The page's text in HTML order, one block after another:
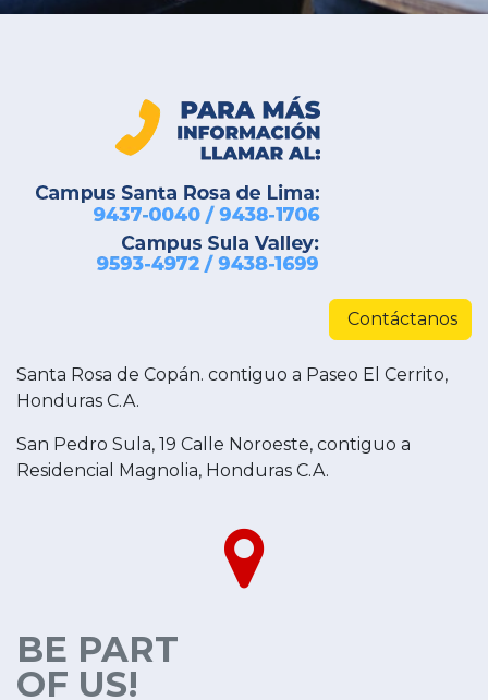
Contáctanos
Santa Rosa de Copán. contiguo a Paseo El Cerrito,
Honduras C.A.
San Pedro Sula, 19 Calle Noroeste, contiguo a
Residencial Magnolia, Honduras C.A.
BE PART
OF US!